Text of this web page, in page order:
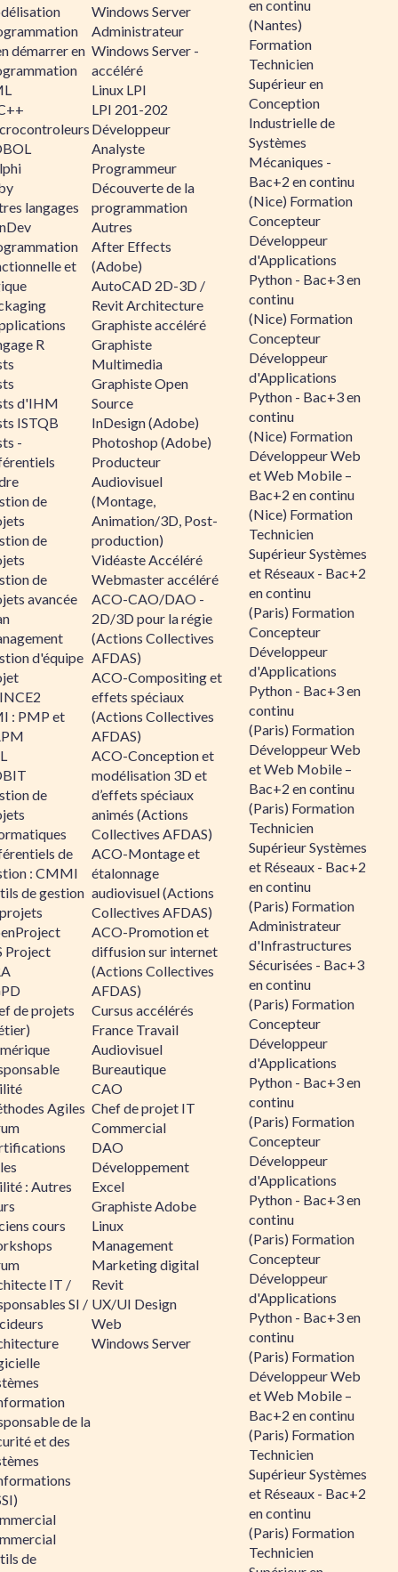
démarrer en
langages
et
R
d'IHM
ISTQB
-
de
de
de
avancée
d'équipe
: PMP et
de
de
: CMMI
de gestion
Project
de projets
Agiles
: Autres
cours
IT /
SI /
de la
et des
de
Windows Server
Administrateur
Windows Server -
accéléré
Linux LPI
LPI 201-202
Développeur
Analyste
Programmeur
Découverte de la
programmation
Autres
After Effects
(Adobe)
AutoCAD 2D-3D /
Revit Architecture
Graphiste accéléré
Graphiste
Multimedia
Graphiste Open
Source
InDesign (Adobe)
Photoshop (Adobe)
Producteur
Audiovisuel
(Montage,
Animation/3D, Post-
production)
Vidéaste Accéléré
Webmaster accéléré
ACO-CAO/DAO -
2D/3D pour la régie
(Actions Collectives
AFDAS)
ACO-Compositing et
effets spéciaux
(Actions Collectives
AFDAS)
ACO-Conception et
modélisation 3D et
d’effets spéciaux
animés (Actions
Collectives AFDAS)
ACO-Montage et
étalonnage
audiovisuel (Actions
Collectives AFDAS)
ACO-Promotion et
diffusion sur internet
(Actions Collectives
AFDAS)
Cursus accélérés
France Travail
Audiovisuel
Bureautique
CAO
Chef de projet IT
Commercial
DAO
Développement
Excel
Graphiste Adobe
Linux
Management
Marketing digital
Revit
UX/UI Design
Web
Windows Server
en continu
(Nantes)
Formation
Technicien
Supérieur en
Conception
Industrielle de
Systèmes
Mécaniques -
Bac+2 en continu
(Nice) Formation
Concepteur
Développeur
d'Applications
Python - Bac+3 en
continu
(Nice) Formation
Concepteur
Développeur
d'Applications
Python - Bac+3 en
continu
(Nice) Formation
Développeur Web
et Web Mobile –
Bac+2 en continu
(Nice) Formation
Technicien
Supérieur Systèmes
et Réseaux - Bac+2
en continu
(Paris) Formation
Concepteur
Développeur
d'Applications
Python - Bac+3 en
continu
(Paris) Formation
Développeur Web
et Web Mobile –
Bac+2 en continu
(Paris) Formation
Technicien
Supérieur Systèmes
et Réseaux - Bac+2
en continu
(Paris) Formation
Administrateur
d'Infrastructures
Sécurisées - Bac+3
en continu
(Paris) Formation
Concepteur
Développeur
d'Applications
Python - Bac+3 en
continu
(Paris) Formation
Concepteur
Développeur
d'Applications
Python - Bac+3 en
continu
(Paris) Formation
Concepteur
Développeur
d'Applications
Python - Bac+3 en
continu
(Paris) Formation
Développeur Web
et Web Mobile –
Bac+2 en continu
(Paris) Formation
Technicien
Supérieur Systèmes
et Réseaux - Bac+2
en continu
(Paris) Formation
Technicien